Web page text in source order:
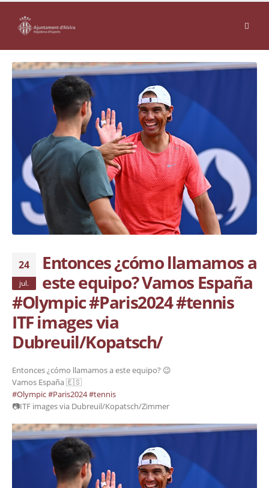
24
jul.
Entonces ¿cómo llamamos a
este equipo? Vamos España
#Olympic #Paris2024 #tennis
ITF images via
Dubreuil/Kopatsch/
Entonces ¿cómo llamamos a este equipo? 😉
Vamos España 🇪🇸
#Olympic#Paris2024#tennis
📷ITF images via Dubreuil/Kopatsch/Zimmer